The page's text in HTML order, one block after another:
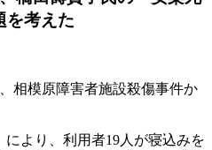
を考えた
相模原障害者施設殺傷事件か
より、利用者19人が寝込みを